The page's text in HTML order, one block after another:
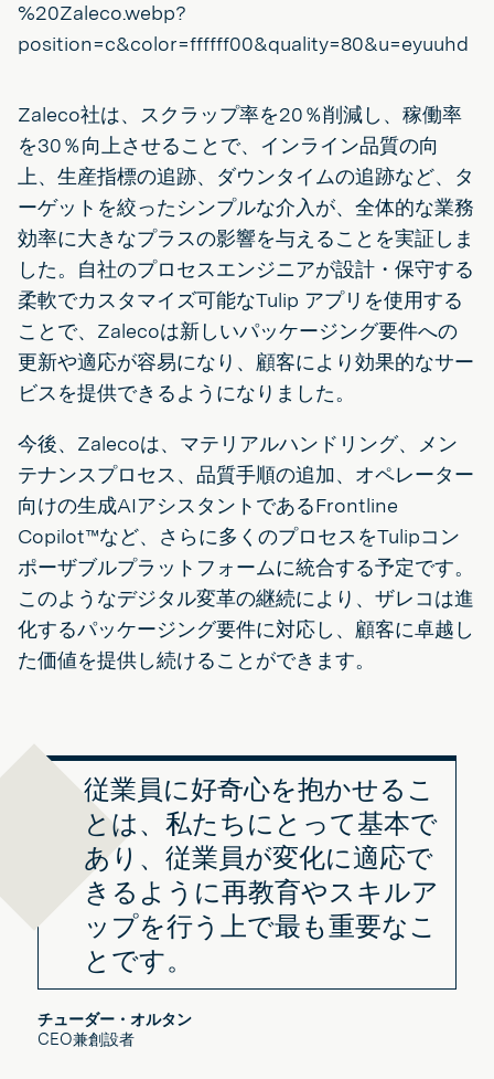
Zaleco社は、スクラップ率を20％削減し、稼働率
を30％向上させることで、インライン品質の向
上、生産指標の追跡、ダウンタイムの追跡など、タ
ーゲットを絞ったシンプルな介入が、全体的な業務
効率に大きなプラスの影響を与えることを実証しま
した。自社のプロセスエンジニアが設計・保守する
柔軟でカスタマイズ可能なTulip アプリを使用する
ことで、Zalecoは新しいパッケージング要件への
更新や適応が容易になり、顧客により効果的なサー
ビスを提供できるようになりました。
今後、Zalecoは、マテリアルハンドリング、メン
テナンスプロセス、品質手順の追加、オペレーター
向けの生成AIアシスタントであるFrontline
Copilot™など、さらに多くのプロセスをTulipコン
ポーザブルプラットフォームに統合する予定です。
このようなデジタル変革の継続により、ザレコは進
化するパッケージング要件に対応し、顧客に卓越し
た価値を提供し続けることができます。
従業員に好奇心を抱かせるこ
とは、私たちにとって基本で
あり、従業員が変化に適応で
きるように再教育やスキルア
ップを行う上で最も重要なこ
とです。
チューダー・オルタン
CEO兼創設者